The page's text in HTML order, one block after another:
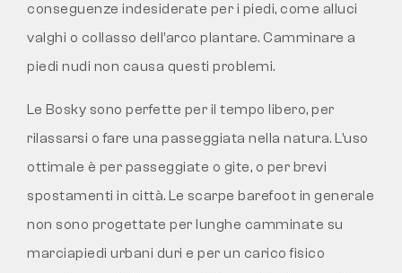
conseguenze indesiderate per i piedi, come alluci
valghi o collasso dell’arco plantare. Camminare a
piedi nudi non causa questi problemi.
Le Bosky sono perfette per il tempo libero, per
rilassarsi o fare una passeggiata nella natura. L’uso
ottimale è per passeggiate o gite, o per brevi
spostamenti in città. Le scarpe barefoot in generale
non sono progettate per lunghe camminate su
marciapiedi urbani duri e per un carico fisico